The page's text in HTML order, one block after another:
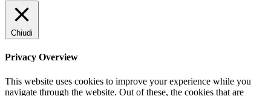
Chiudi
Privacy Overview
This website uses cookies to improve your experience while you
navigate through the website. Out of these, the cookies that are